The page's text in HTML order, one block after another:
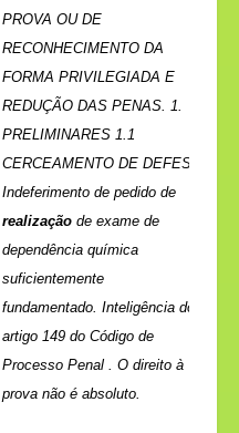
PROVA OU DE
RECONHECIMENTO DA
FORMA PRIVILEGIADA E
REDUÇÃO DAS PENAS. 1.
PRELIMINARES 1.1
CERCEAMENTO DE DEFESA
Indeferimento de pedido de
realizaçãode exame de
dependência química
suficientemente
fundamentado. Inteligência do
artigo 149 do Código de
Processo Penal . O direito à
prova não é absoluto.